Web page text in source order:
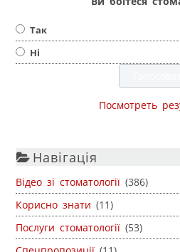
Так
Ні
Посмотреть
Навігація
Відео зі стоматології (386)
Корисно знати (11)
Послуги стоматології (53)